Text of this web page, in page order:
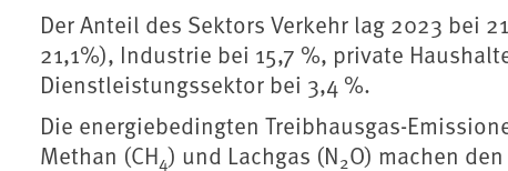
Der Anteil des Sektors Verkehr lag 2023 bei
21,1%), Industrie bei 15,7 %, private
Dienstleistungssektor bei 3,4 %.
Die energiebedingten Treibhausgas-
Methan (CH4) und Lachgas (N2O) machen den